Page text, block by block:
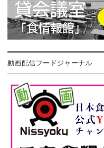
動画配信フードジャーナル